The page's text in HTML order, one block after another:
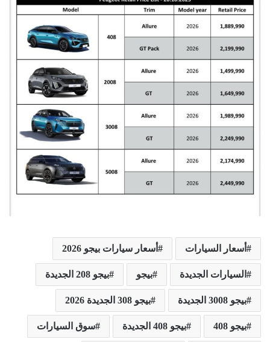
أسعار السيارات أسعار سيارات بيجو 2026
السيارات الجديدة بيجو بيجو 208 الجديدة
بيجو 3008 الجديدة بيجو 308 الجديدة 2026
بيجو 408 بيجو 408 الجديدة سوق السيارات